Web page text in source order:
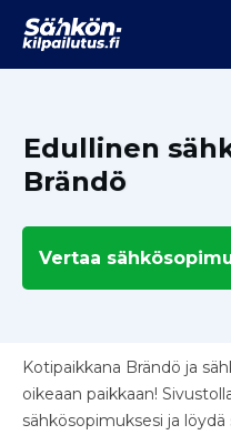
Edullinen
Brändö
Vertaa
Kotipaikkana Brändö ja
oikeaan paikkaan!
sähkösopimuksesi ja